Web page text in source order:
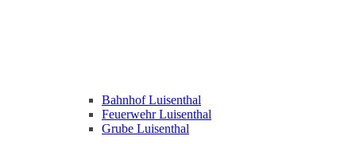
Bahnhof Luisenthal
Feuerwehr Luisenthal
Grube Luisenthal